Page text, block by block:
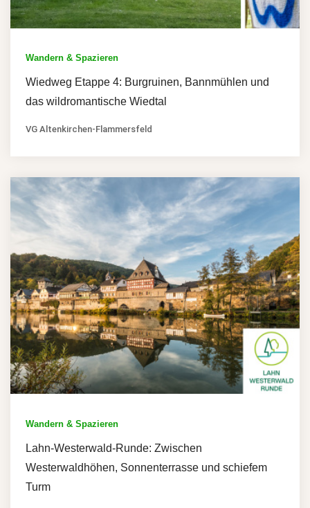
Wandern & Spazieren
Wiedweg Etappe 4: Burgruinen, Bannmühlen und
das wildromantische Wiedtal
VG Altenkirchen-Flammersfeld
Wandern & Spazieren
Lahn-Westerwald-Runde: Zwischen
Westerwaldhöhen, Sonnenterrasse und schiefem
Turm